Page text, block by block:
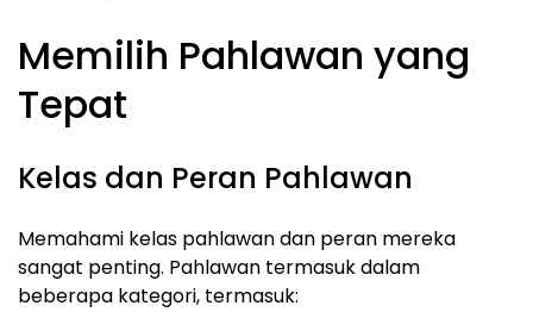
Memilih Pahlawan yang
Tepat
Kelas dan Peran Pahlawan
Memahami kelas pahlawan dan peran mereka
sangat penting. Pahlawan termasuk dalam
beberapa kategori, termasuk: